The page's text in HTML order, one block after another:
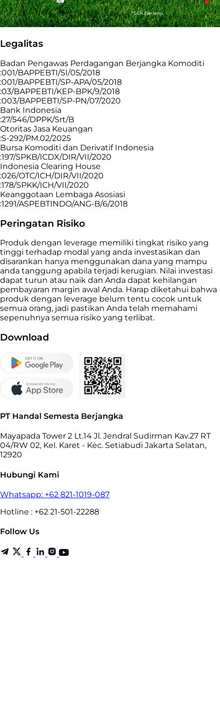
Legalitas
Badan Pengawas Perdagangan Berjangka Komoditi
:001/BAPPEBTI/SI/05/2018
:001/BAPPEBTI/SP-APA/05/2018
:03/BAPPEBTI/KEP-BPK/9/2018
:003/BAPPEBTI/SP-PN/07/2020
Bank Indonesia
:27/546/DPPK/Srt/B
Otoritas Jasa Keuangan
:S-292/PM.02/2025
Bursa Komoditi dan Derivatif Indonesia
:197/SPKB/ICDX/DIR/VII/2020
Indonesia Clearing House
:026/OTC/ICH/DIR/VII/2020
:178/SPKK/ICH/VII/2020
Keanggotaan Lembaga Asosiasi
:1291/ASPEBTINDO/ANG-B/6/2018
Peringatan Risiko
Produk dengan leverage memiliki tingkat risiko yang
tinggi terhadap modal yang anda investasikan dan
disarankan hanya menggunakan dana yang mampu
anda tanggung apabila terjadi kerugian. Nilai investasi
dapat turun atau naik dan Anda dapat kehilangan
pembayaran margin awal Anda. Harap diketahui bahwa
produk dengan leverage belum tentu cocok untuk
semua orang, jadi pastikan Anda telah memahami
sepenuhnya semua risiko yang terlibat.
Download
PT Handal Semesta Berjangka
Mayapada Tower 2 Lt.14 Jl. Jendral Sudirman Kav.27 RT
04/RW 02, Kel. Karet - Kec. Setiabudi Jakarta Selatan,
12920
Hubungi Kami
Whatsapp: +62 821-1019-087
Hotline : +62 21-501-22288
Follow Us